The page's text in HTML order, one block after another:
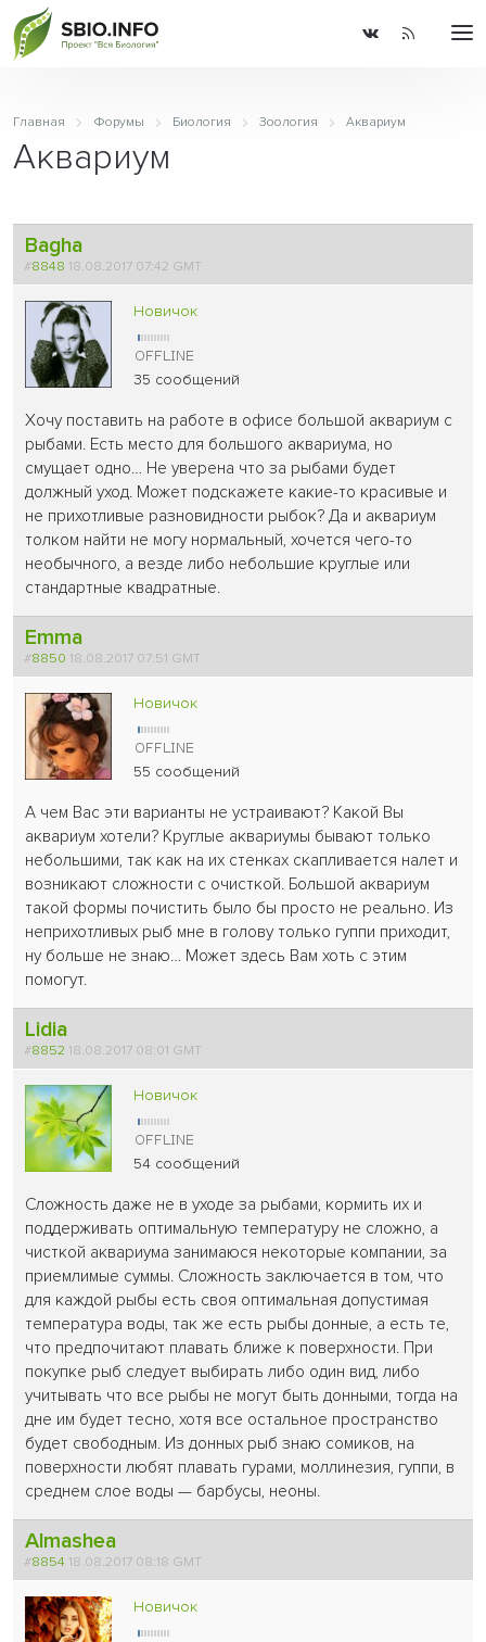
Главная Форумы Биология Зоология Аквариум
Аквариум
Bagha
#8848 18.08.2017 07:42 GMT
Новичок
35 сообщений
Хочу поставить на работе в офисе большой аквариум с
рыбами. Есть место для большого аквариума, но
смущает одно… Не уверена что за рыбами будет
должный уход. Может подскажете какие-то красивые и
не прихотливые разновидности рыбок? Да и аквариум
толком найти не могу нормальный, хочется чего-то
необычного, а везде либо небольшие круглые или
стандартные квадратные.
Emma
#8850 18.08.2017 07:51 GMT
Новичок
55 сообщений
А чем Вас эти варианты не устраивают? Какой Вы
аквариум хотели? Круглые аквариумы бывают только
небольшими, так как на их стенках скапливается налет и
возникают сложности с очисткой. Большой аквариум
такой формы почистить было бы просто не реально. Из
неприхотливых рыб мне в голову только гуппи приходит,
ну больше не знаю… Может здесь Вам хоть с этим
помогут.
Lidia
#8852 18.08.2017 08:01 GMT
Новичок
54 сообщений
Сложность даже не в уходе за рыбами, кормить их и
поддерживать оптимальную температуру не сложно, а
чисткой аквариума занимаюся некоторые компании, за
приемлимые суммы. Сложность заключается в том, что
для каждой рыбы есть своя оптимальная допустимая
температура воды, так же есть рыбы донные, а есть те,
что предпочитают плавать ближе к поверхности. При
покупке рыб следует выбирать либо один вид, либо
учитывать что все рыбы не могут быть донными, тогда на
дне им будет тесно, хотя все остальное пространство
будет свободным. Из донных рыб знаю сомиков, на
поверхности любят плавать гурами, моллинезия, гуппи, в
среднем слое воды — барбусы, неоны.
Almashea
#8854 18.08.2017 08:18 GMT
Новичок